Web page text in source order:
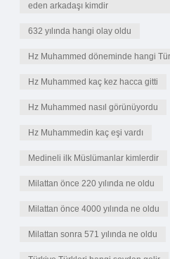
eden arkadaşı kimdir
632 yılında hangi olay oldu
Hz Muhammed döneminde hangi
Hz Muhammed kaç kez hacca gitti
Hz Muhammed nasıl görünüyordu
Hz Muhammedin kaç eşi vardı
Medineli ilk Müslümanlar kimlerdir
Milattan önce 220 yılında ne oldu
Milattan önce 4000 yılında ne oldu
Milattan sonra 571 yılında ne oldu